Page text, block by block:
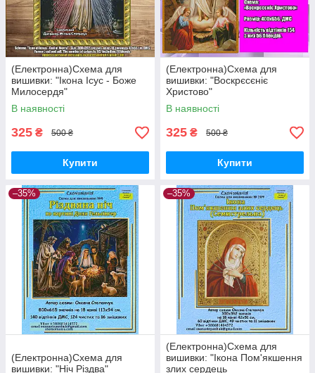
(Електронна)Схема для
вишивки: "Ікона Ісус - Боже
Милосердя"
В наявності
325 ₴ 500 ₴
Купити
(Електронна)Схема для
вишивки: "Воскрєсєніє
Христово"
В наявності
325 ₴ 500 ₴
Купити
–35%
(Електронна)Схема для
вишивки: "Ніч Різдва"
–35%
(Електронна)Схема для
вишивки: "Ікона Пом'якшення
злих сердець